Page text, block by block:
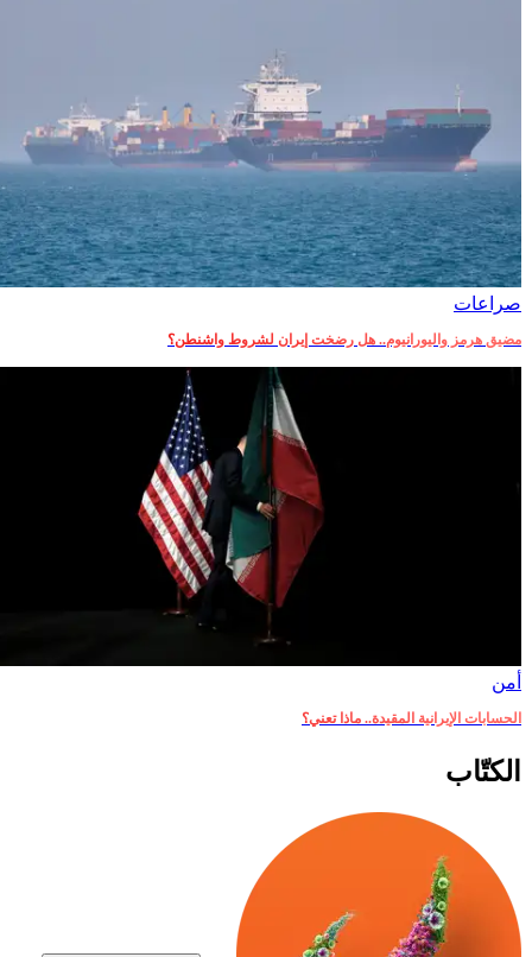
صراعات‎
مضيق هرمز واليورانيوم.. هل رضخت إيران لشروط واشنطن؟
أمن‎
الحسابات الإيرانية المقيدة.. ماذا تعني؟
الكتّاب